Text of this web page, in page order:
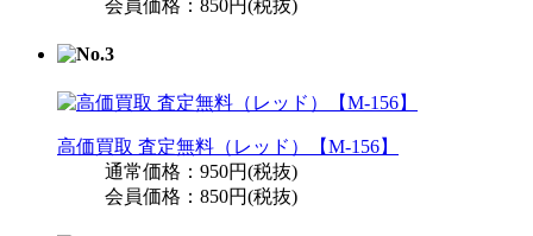
会員価格：850円(税抜)
高価買取 査定無料（レッド）【M-156】
通常価格：950円(税抜)
会員価格：850円(税抜)